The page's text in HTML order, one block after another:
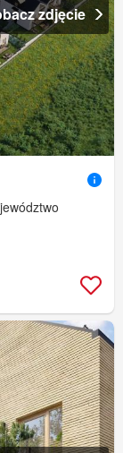
zdjęcie